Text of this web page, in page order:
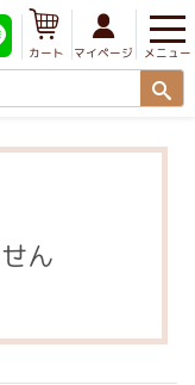
メニュー
マイページ
カート
ん